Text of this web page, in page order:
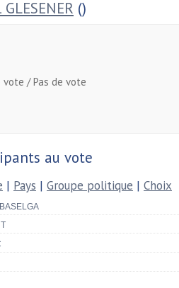
()
vote / Pas de vote
au vote
| Pays | Groupe politique | Choix